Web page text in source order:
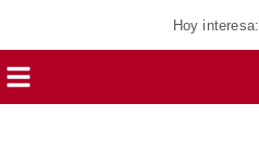
Hoy interesa: